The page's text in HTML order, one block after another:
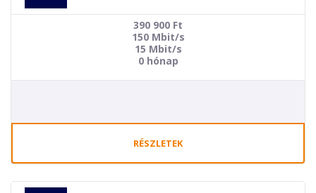
390 900 Ft
150 Mbit/s
15 Mbit/s
0 hónap
RÉSZLETEK